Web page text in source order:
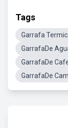
Tags
Garrafa
GarrafaDe
GarrafaDe
GarrafaDe